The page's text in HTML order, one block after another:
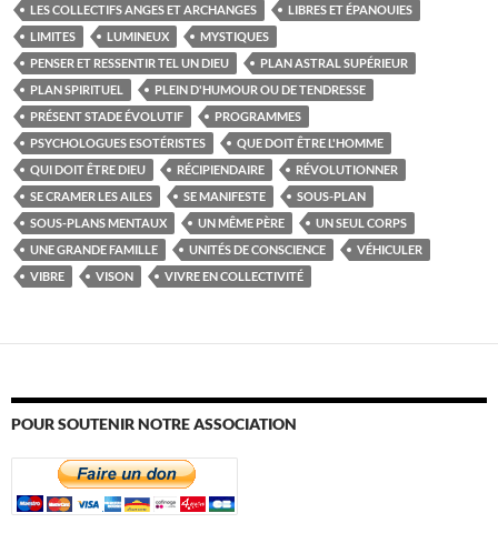
LES COLLECTIFS ANGES ET ARCHANGES
LIBRES ET ÉPANOUIES
LIMITES
LUMINEUX
MYSTIQUES
PENSER ET RESSENTIR TEL UN DIEU
PLAN ASTRAL SUPÉRIEUR
PLAN SPIRITUEL
PLEIN D'HUMOUR OU DE TENDRESSE
PRÉSENT STADE ÉVOLUTIF
PROGRAMMES
PSYCHOLOGUES ESOTÉRISTES
QUE DOIT ÊTRE L'HOMME
QUI DOIT ÊTRE DIEU
RÉCIPIENDAIRE
RÉVOLUTIONNER
SE CRAMER LES AILES
SE MANIFESTE
SOUS-PLAN
SOUS-PLANS MENTAUX
UN MÊME PÈRE
UN SEUL CORPS
UNE GRANDE FAMILLE
UNITÉS DE CONSCIENCE
VÉHICULER
VIBRE
VISON VIVRE EN COLLECTIVITÉ
POUR SOUTENIR NOTRE ASSOCIATION